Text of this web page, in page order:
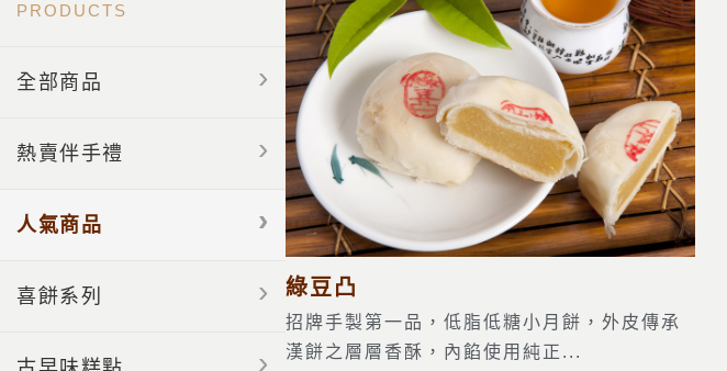
PRODUCTS
全部商品
熱賣伴手禮
人氣商品
喜餅系列 綠豆凸
招牌手製第一品，低脂低糖小月餅，外皮傳承
漢餅之層層香酥，內餡使用純正...